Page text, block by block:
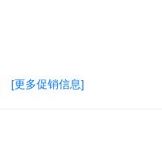
[更多促销信息]